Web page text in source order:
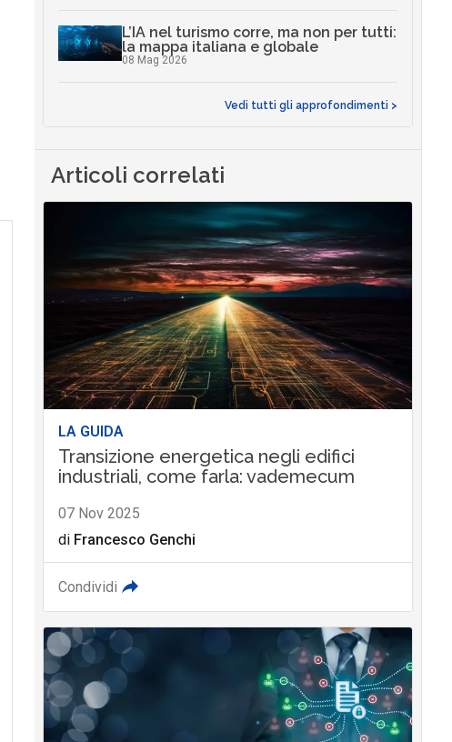
L’IA nel turismo corre, ma non per tutti:
la mappa italiana e globale
08 Mag 2026
Vedi tutti gli approfondimenti >
Articoli correlati
LA GUIDA
Transizione energetica negli edifici
industriali, come farla: vademecum
07 Nov 2025
di Francesco Genchi
Condividi